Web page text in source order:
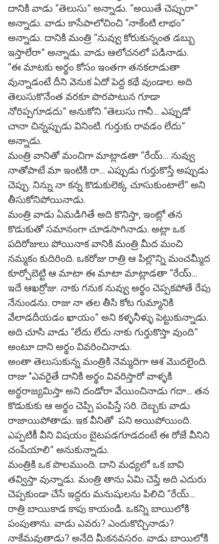
దానికి వాడు “తెలుసు” అన్నాడు. “అయితే చెప్పురా”
అన్నాడు. వాడు కాసేపాలోచించి “నాకేంటి లాభం”
అన్నాడు. దానికి మంత్రి “నువ్వు కోరుకున్నంత డబ్బు
ఇస్తాలేరా” అన్నాడు. వాడు ఆలోచనలో పడినాడు.
“ఈ మాటకు అర్థం కోసం ఇంతగా తనకలాడుతా
వున్నాడంటే దీని వెనుక ఏదో పెద్ద కథే వుండాల. అది
తెలుసుకొనేంత వరకూ పొరపాటున గూడా
నోరిప్పగూడదు” అనుకోని “తెలుసు గానీ... ఎప్పుడో
చానా చిన్నప్పుడు వినింటి. గుర్తుకు రావడం లేదు”
అన్నాడు.
మంత్రి వానితో మంచిగా మాట్లాడతా “రేయ్... నువ్వు
నాతోపాటే మా ఇంటికి రా... ఎప్పుడు గుర్తుకొస్తే అప్పుడు
చెప్పు. నిన్ను నా కన్న కొడుకులెక్క చూసుకుంటాలే” అని
తీసుకోనిపోయినాడు.
మంత్రి వాడు ఏమడిగితే అది కొనిస్తా, ఇంట్లో తన
కొడుకుతో సమానంగా చూడసాగినాడు. అట్లా ఒక
పదిరోజులు పోయినాక వానికి మంత్రి మీద మంచి
నమ్మకం కుదిరింది. ఒకరోజు రాత్రి ఆ పిల్లొన్ని మంచమ్మీద
కూర్చోబెట్టి ఆ మాటా ఈ మాటా మాట్లాడతా “రేయ్...
ఇదే ఆఖర్రోజు. నాకు గనుక నువ్వు అర్థం చెప్పకపోతే రేపు
నేనుండను. రాజు నా తల తీసి కోట గుమ్మానికి
వేలాడదీయడం ఖాయం” అని కళ్ళనీళ్ళు పెట్టుకున్నాడు.
అది చూసి వాడు “లేదు లేదు నాకు గుర్తుకొస్తా వుంది”
అంటూ దాని అర్థం వివరించినాడు.
అంతా తెలుసుకున్న మంత్రికి నెమ్మదిగా ఆశ మొదలైంది.
రాజు "ఎవరైతే దానికి అర్థం వివరిస్తారో వాళ్ళకి
అర్ధరాజ్యమిస్తా అని దండోరా వేయించినాడు గదా... తన
కొడుకుకు ఆ అర్థం చెప్పి పంపిస్తే సరి. దెబ్బకు వాడు
రాజాయిపోతాడు. ఇక వీనితో పని అయిపోయింది.
ఎప్పటికీ వీని విషయం బైటపడగూడదంటే ఈ రోజే వీనిని
చంపేయాలి” అనుకున్నాడు.
మంత్రికి ఒక పొలముంది. దాని మధ్యలో ఒక బావి
తవ్విస్తా వున్నాడు. మంత్రి తాను ఏమి చెప్తే అది ఎదురు
చెప్పకుండా చేసే ఇద్దరు మనుషులను పిలిచి “రేయ్...
రాత్రి బాయికాడ కాపు కాయండి. ఒకన్ని బాయిలోకి
పంపుతాను. వాడు ఎవరు? ఎందుకొచ్చినాడు?
నాకేమవుతాడు? అనేది మీకనవసరం. వాడు బాయిలోకి